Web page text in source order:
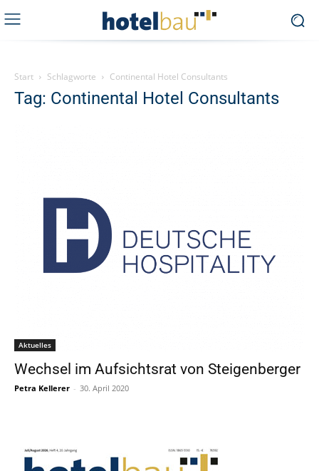
Start Schlagworte Continental Hotel Consultants
Tag: Continental Hotel Consultants
Aktuelles
Wechsel im Aufsichtsrat von Steigenberger
Petra Kellerer - 30. April 2020